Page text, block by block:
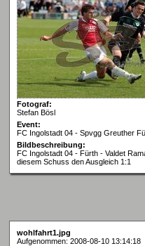
Fotograf:
Stefan Bösl
Event:
FC Ingolstadt 04 - Spvgg Greuther
Bildbeschreibung:
FC Ingolstadt 04 - Fürth - Valdet
diesem Schuss den Ausgleich 1:1
wohlfahrt1.jpg
Aufgenommen: 2008-08-10 13:14:18